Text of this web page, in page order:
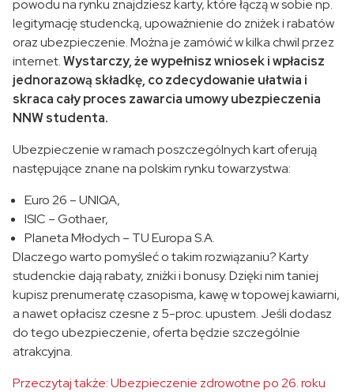
powodu na rynku znajdziesz karty, które łączą w sobie np.
legitymację studencką, upoważnienie do zniżek i rabatów
oraz ubezpieczenie. Można je zamówić w kilka chwil przez
internet.Wystarczy, że wypełnisz wniosek i wpłacisz
jednorazową składkę, co zdecydowanie ułatwia i
skraca cały proces zawarcia umowy ubezpieczenia
NNW studenta.
Ubezpieczenie w ramach poszczególnych kart oferują
następujące znane na polskim rynku towarzystwa:
Euro 26 – UNIQA,
ISIC – Gothaer,
Planeta Młodych – TU Europa S.A.
Dlaczego warto pomyśleć o takim rozwiązaniu? Karty
studenckie dają rabaty, zniżki i bonusy. Dzięki nim taniej
kupisz prenumeratę czasopisma, kawę w topowej kawiarni,
a nawet opłacisz czesne z 5-proc. upustem. Jeśli dodasz
do tego ubezpieczenie, oferta będzie szczególnie
atrakcyjna.
Przeczytaj także: Ubezpieczenie zdrowotne po 26. roku